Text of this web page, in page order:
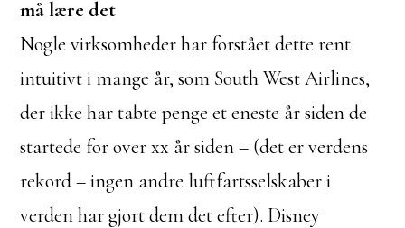
må lære det
Nogle virksomheder har forstået dette rent
intuitivt i mange år, som South West Airlines,
der ikke har tabte penge et eneste år siden de
startede for over xx år siden – (det er verdens
rekord – ingen andre luftfartsselskaber i
verden har gjort dem det efter). Disney